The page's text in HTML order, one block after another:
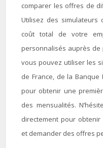
comparer les offres de
Utilisez des
coût total de votre
personnalisés auprès de
vous pouvez utiliser les
de France, de la Banque
pour obtenir une
des mensualités.
directement pour
et demander des offres